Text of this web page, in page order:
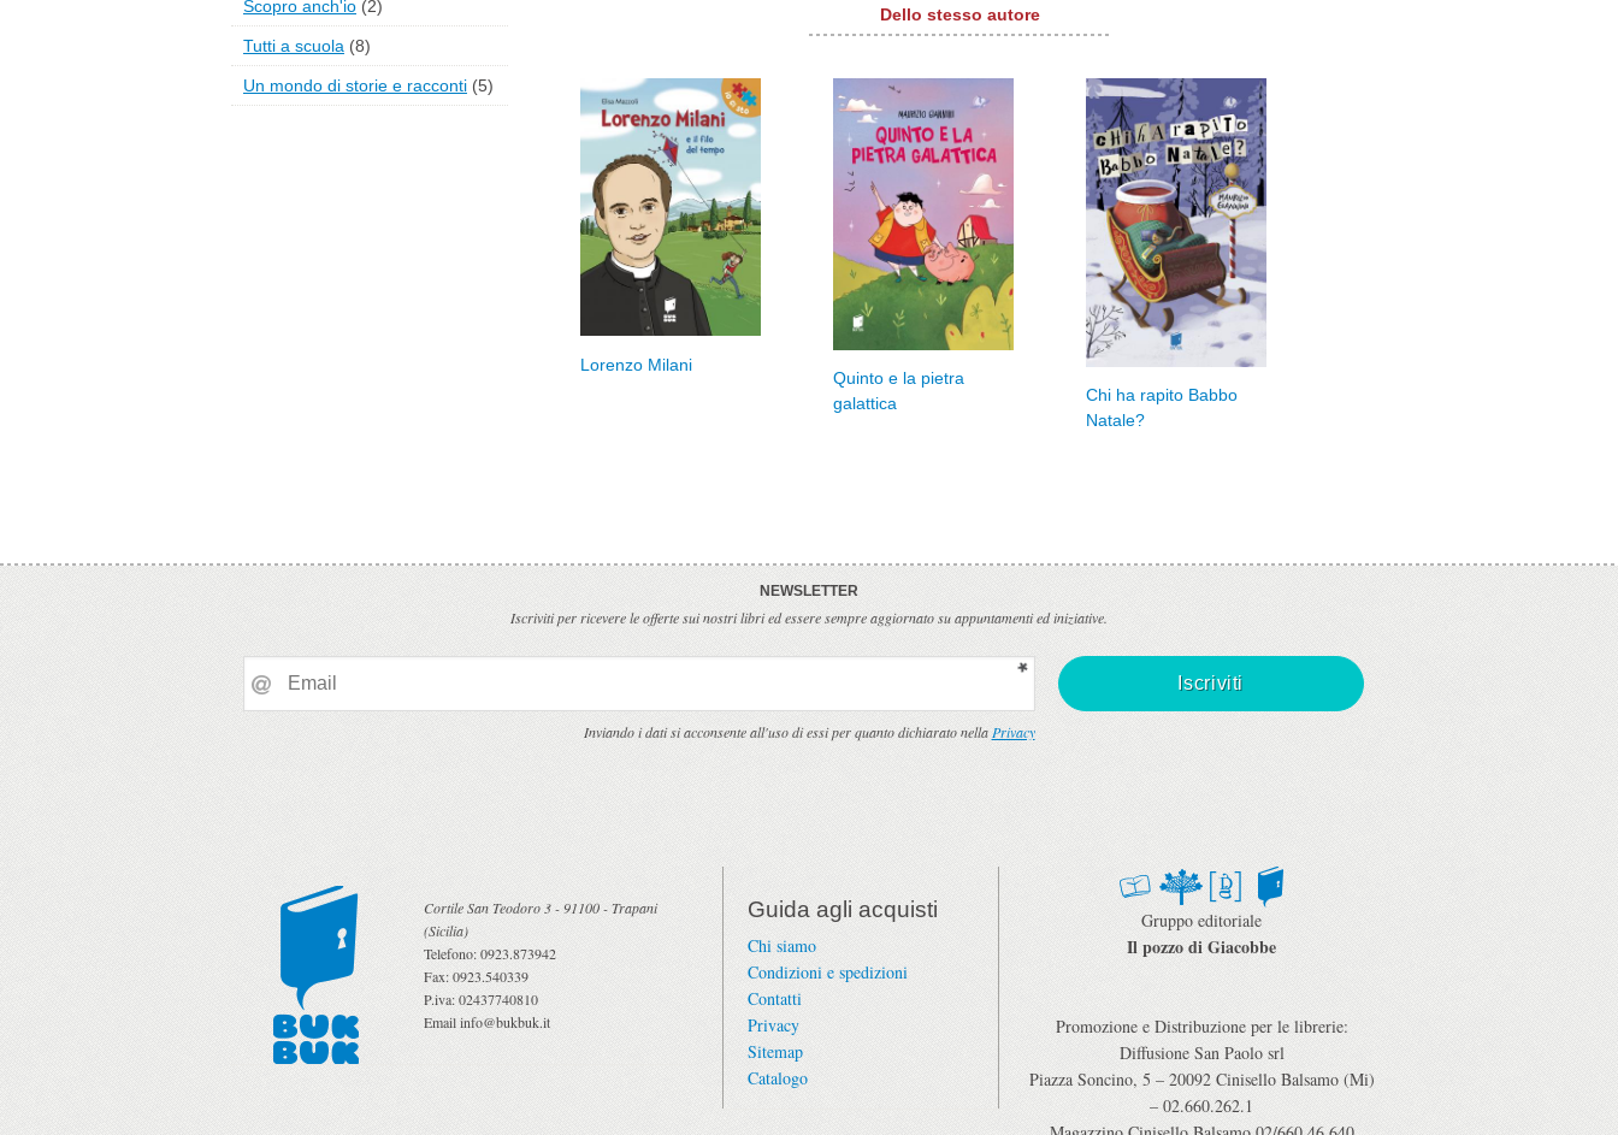
Dello stesso autore
Lorenzo Milani
Quinto e la pietra
galattica
Chi ha rapito Babbo
Natale?
Scopro anch'io (2)
Tutti a scuola (8)
Un mondo di storie e racconti (5)
NEWSLETTER
Iscriviti per ricevere le offerte sui nostri libri ed essere sempre aggiornato su appuntamenti ed iniziative.
Inviando i dati si acconsente all'uso di essi per quanto dichiarato nellaPrivacy
Cortile San Teodoro 3-91100-Trapani
(Sicilia)
Telefono:0923.873942
Fax:0923.540339
P.iva:02437740810
Emailinfo@bukbuk.it
Guida agli acquisti
Chi siamo
Condizioni e spedizioni
Contatti
Privacy
Sitemap
Catalogo
Gruppo editoriale
Il pozzo di Giacobbe
Promozione e Distribuzione per le librerie:
Diffusione San Paolo srl
Piazza Soncino, 5 – 20092 Cinisello Balsamo (Mi)
– 02.660.262.1